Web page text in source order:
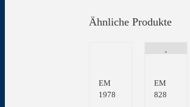
Ähnliche Produkte
EM
1978
EM
828